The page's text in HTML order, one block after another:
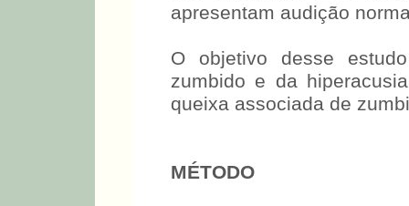
apresentam audição
O objetivo desse
zumbido e da
queixa associada de
MÉTODO